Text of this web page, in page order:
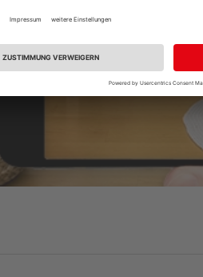
Raumplaner